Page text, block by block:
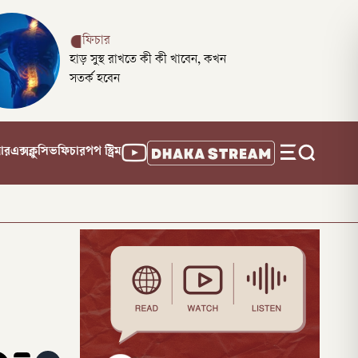
ফিচার
হাড় সুস্থ রাখতে কী কী খাবেন, কখন
সতর্ক হবেন
এক্সক্লুসিভফিচারপপ স্ট্রিম